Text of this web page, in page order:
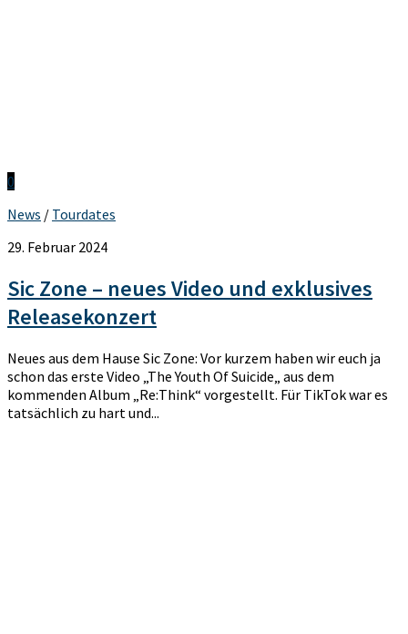
0
News / Tourdates
29. Februar 2024
Sic Zone – neues Video und exklusives
Releasekonzert
Neues aus dem Hause Sic Zone: Vor kurzem haben wir euch ja
schon das erste Video „The Youth Of Suicide„ aus dem
kommenden Album „Re:Think“ vorgestellt. Für TikTok war es
tatsächlich zu hart und...